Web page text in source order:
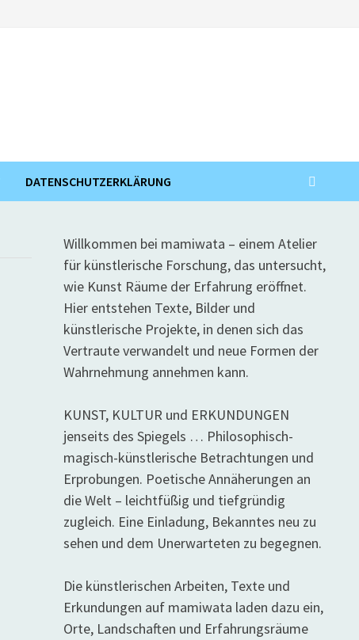
DATENSCHUTZERKLÄRUNG
Willkommen bei mamiwata – einem Atelier
für künstlerische Forschung, das untersucht,
wie Kunst Räume der Erfahrung eröffnet.
Hier entstehen Texte, Bilder und
künstlerische Projekte, in denen sich das
Vertraute verwandelt und neue Formen der
Wahrnehmung annehmen kann.
KUNST, KULTUR und ERKUNDUNGEN
jenseits des Spiegels … Philosophisch-
magisch-künstlerische Betrachtungen und
Erprobungen. Poetische Annäherungen an
die Welt – leichtfüßig und tiefgründig
zugleich. Eine Einladung, Bekanntes neu zu
sehen und dem Unerwarteten zu begegnen.
Die künstlerischen Arbeiten, Texte und
Erkundungen auf mamiwata laden dazu ein,
Orte, Landschaften und Erfahrungsräume